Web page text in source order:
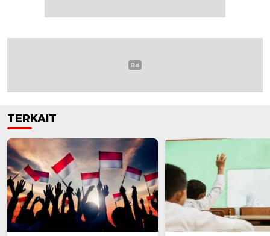
TERKAIT